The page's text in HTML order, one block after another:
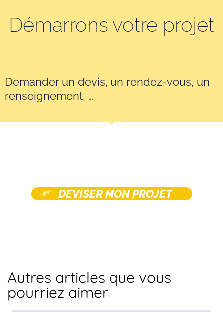
Démarrons votre projet
Demander un devis, un rendez-vous, un
renseignement, …
DEVISER MON PROJET
Autres articles que vous
pourriez aimer